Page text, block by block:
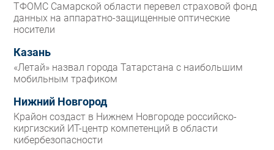
ТФОМС Самарской области перевел страховой фонд
данных на аппаратно-защищенные оптические
носители
Казань
«Летай» назвал города Татарстана с наибольшим
мобильным трафиком
Нижний Новгород
Крайон создаст в Нижнем Новгороде российско-
киргизский ИТ-центр компетенций в области
кибербезопасности